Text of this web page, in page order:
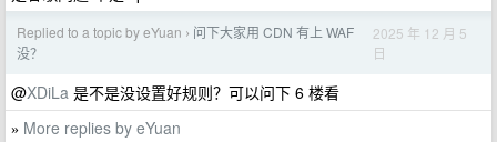
Replied to a topic by eYuan › 问下大家用 CDN 有上 WAF
没？
2025 年 12 月 5
日
@XDiLa 是不是没设置好规则？可以问下 6 楼看
» More replies by eYuan